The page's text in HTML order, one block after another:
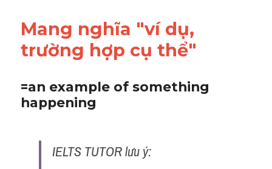
Mang nghĩa "ví dụ,
trường hợp cụ thể"
=an example of something
happening
IELTS TUTOR lưu ý: